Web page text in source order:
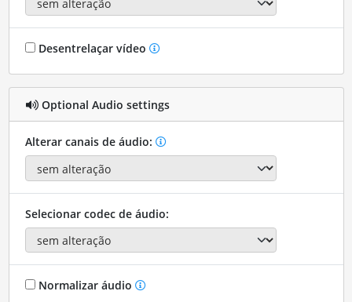
Desentrelaçar vídeo
Optional Audio settings
Alterar canais de áudio:
Selecionar codec de áudio:
Normalizar áudio